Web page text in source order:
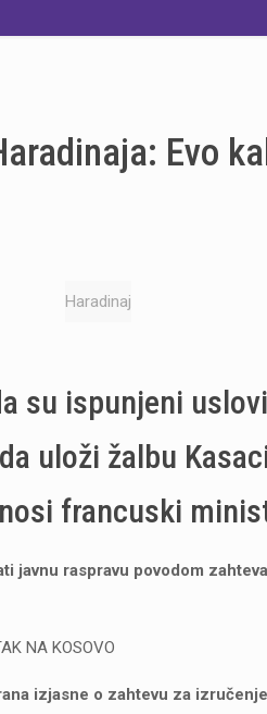
Evo
Haradinaj
su ispunjeni
uloži žalbu
francuski
javnu raspravu povodom
NA KOSOVO
izjasne o zahtevu za